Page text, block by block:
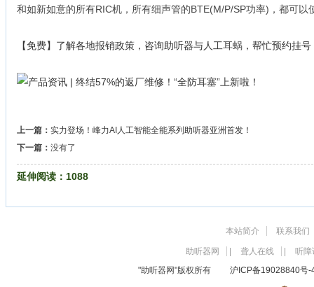
和如新如意的所有RIC机，所有细声管的BTE(M/P/SP功率)，都可以
【免费】了解各地报销政策，咨询助听器与人工耳蜗，帮忙预约挂
上一篇： 实力登场！峰力AI人工智能全能系列助听器亚洲首发！
下一篇： 没有了
延伸阅读： 1088
本站简介 联系我们
助听器网 聋人在线
听障
"助听器网"版权所有 沪ICP备19028840号-